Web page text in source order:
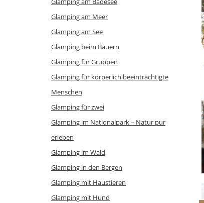
Glamping am Meer
Glamping am See
Glamping beim Bauern
Glamping für Gruppen
Glamping für körperlich beeinträchtigte
Menschen
Glamping für zwei
Glamping im Nationalpark – Natur pur
erleben
Glamping im Wald
Glamping in den Bergen
Glamping mit Haustieren
Glamping mit Hund